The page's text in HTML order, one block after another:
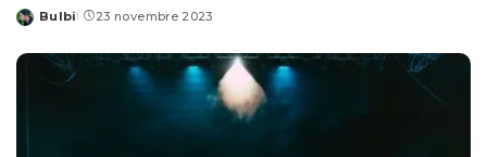
Posted
Bulbi 23 novembre 2023